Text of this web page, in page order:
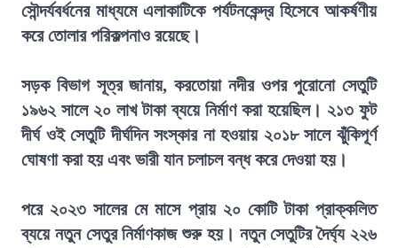
সৌন্দর্যবর্ধনের মাধ্যমে এলাকাটিকে পর্যটনকেন্দ্র হিসেবে আকর্ষণীয়
করে তোলার পরিকল্পনাও রয়েছে।
সড়ক বিভাগ সূত্র জানায়, করতোয়া নদীর ওপর পুরোনো সেতুটি
১৯৬২ সালে ২০ লাখ টাকা ব্যয়ে নির্মাণ করা হয়েছিল। ২১৩ ফুট
দীর্ঘ ওই সেতুটি দীর্ঘদিন সংস্কার না হওয়ায় ২০১৮ সালে ঝুঁকিপূর্ণ
ঘোষণা করা হয় এবং ভারী যান চলাচল বন্ধ করে দেওয়া হয়।
পরে ২০২৩ সালের মে মাসে প্রায় ২০ কোটি টাকা প্রাক্কলিত
ব্যয়ে নতুন সেতুর নির্মাণকাজ শুরু হয়। নতুন সেতুটির দৈর্ঘ্য ২২৬